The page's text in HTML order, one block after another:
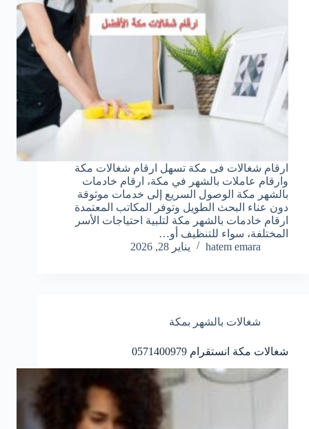
ارقام شغالات فى مكة تسهل ارقام شغالات مكة
وارقام عاملات بالشهر في مكة، ارقام خادمات
بالشهر مكة الوصول السريع إلى خدمات موثوقة
دون عناء البحث الطويل وتوفر المكاتب المعتمدة
ارقام خادمات بالشهر مكة لتلبية احتياجات الأسر
المختلفة، سواء للتنظيف أو…
hatem emara
يناير 28, 2026
شغالات بالشهر بمكة
شغالات مكة انستقرام 0571400979